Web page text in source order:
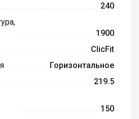
240
1900
ClicFit
Горизонтальное
219.5
150